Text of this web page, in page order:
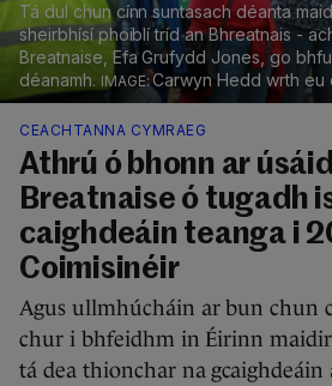
Tá dul chun cínn suntasach déanta
sheirbhísí phoiblí tríd an Bhreatnais -
Breatnaise, Efa Grufydd Jones, go
déanamh.
Carwyn Hedd wrth
CEACHTANNA CYMRAEG
Athrú ó bhonn ar
Breatnaise ó tugadh
caighdeáin teanga i
Coimisinéir
Agus ullmhúcháin ar bun chun
chur i bhfeidhm in Éirinn
tá dea thionchar na